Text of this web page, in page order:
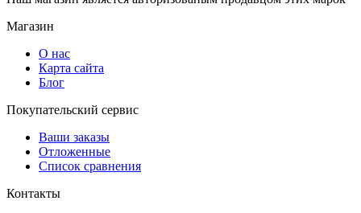
Магазин
О нас
Карта сайта
Блог
Покупательский сервис
Ваши заказы
Отложенные
Список сравнения
Контакты